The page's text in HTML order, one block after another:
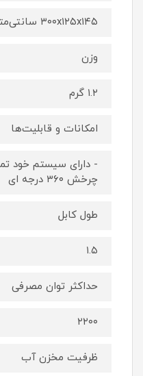
۳۰۰x۱۲۵x۱۴۵ سانتی‌متر
وزن
۱.۲ گرم
امکانات و قابلیت‌ها
- دارای سیستم خود
چرخش ۳۶۰ درجه ای
طول کابل
۱.۵
حداکثر توان مصرفی
۲۲۰۰
ظرفیت مخزن آب